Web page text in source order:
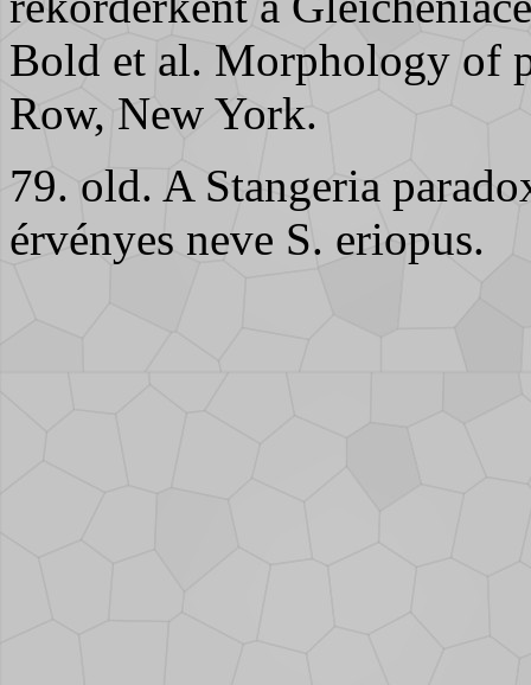
Bold et al. Morphology of
Row, New York.
79. old. A Stangeria
érvényes neve S. eriopus.